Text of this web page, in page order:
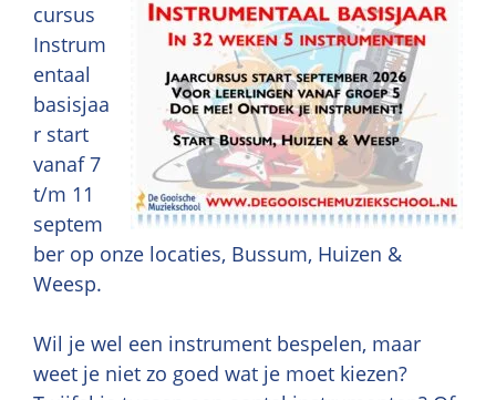
cursus
Instrum
entaal
basisjaa
r start
vanaf 7
t/m 11
septem
ber op onze locaties, Bussum, Huizen &
Weesp.
Wil je wel een instrument bespelen, maar
weet je niet zo goed wat je moet kiezen?